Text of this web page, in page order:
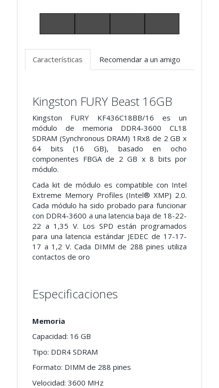
Características Recomendar a un amigo
Kingston FURY Beast 16GB
Kingston FURY KF436C18BB/16 es un
módulo de memoria DDR4-3600 CL18
SDRAM (Synchronous DRAM) 1Rx8 de 2 GB x
64 bits (16 GB), basado en ocho
componentes FBGA de 2 GB x 8 bits por
módulo.
Cada kit de módulo es compatible con Intel
Extreme Memory Profiles (Intel®XMP) 2.0.
Cada módulo ha sido probado para funcionar
con DDR4-3600 a una latencia baja de 18-22-
22 a 1,35 V. Los SPD están programados
para una latencia estándar JEDEC de 17-17-
17 a 1,2 V.Cada DIMM de 288 pines utiliza
contactos de oro
Especificaciones
Memoria
Capacidad: 16 GB
Tipo: DDR4 SDRAM
Formato: DIMM de 288 pines
Velocidad: 3600 MHz